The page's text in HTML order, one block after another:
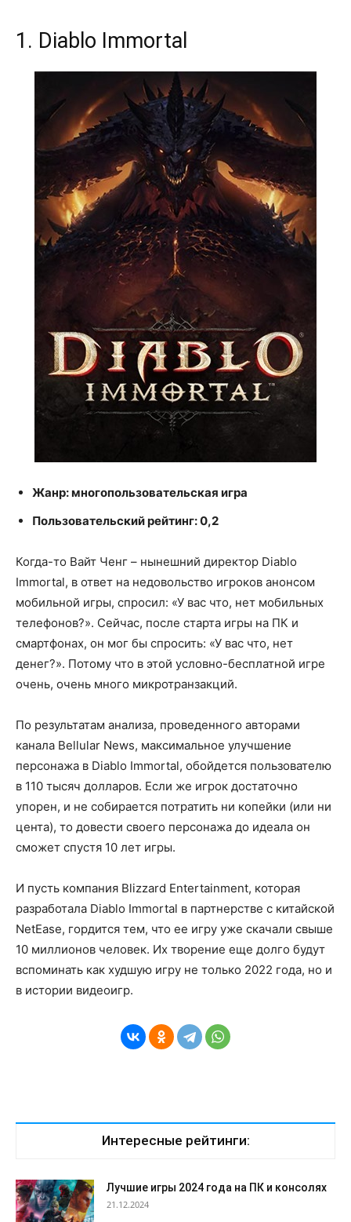
1. Diablo Immortal
Жанр: многопользовательская игра
Пользовательский рейтинг: 0,2
Когда-то Вайт Ченг – нынешний директор Diablo
Immortal, в ответ на недовольство игроков анонсом
мобильной игры, спросил: «У вас что, нет мобильных
телефонов?». Сейчас, после старта игры на ПК и
смартфонах, он мог бы спросить: «У вас что, нет
денег?». Потому что в этой условно-бесплатной игре
очень, очень много микротранзакций.
По результатам анализа, проведенного авторами
канала Bellular News, максимальное улучшение
персонажа в Diablo Immortal, обойдется пользователю
в 110 тысяч долларов. Если же игрок достаточно
упорен, и не собирается потратить ни копейки (или ни
цента), то довести своего персонажа до идеала он
сможет спустя 10 лет игры.
И пусть компания Blizzard Entertainment, которая
разработала Diablo Immortal в партнерстве с китайской
NetEase, гордится тем, что ее игру уже скачали свыше
10 миллионов человек. Их творение еще долго будут
вспоминать как худшую игру не только 2022 года, но и
в истории видеоигр.
Интересные рейтинги:
Лучшие игры 2024 года на ПК и консолях
21.12.2024